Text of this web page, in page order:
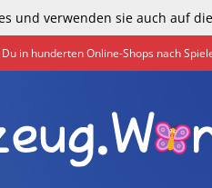
und verwenden sie auch auf
in hunderten Online-Shops nach